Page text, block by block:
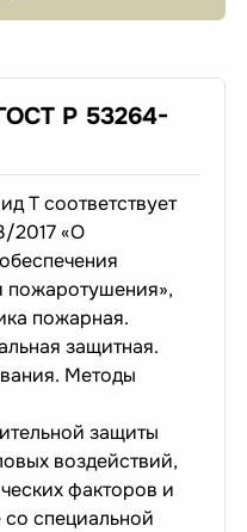
Р 53264-
Т соответствует
2017 «О
пожаротушения»,
пожарная.
защитная.
Методы
защиты
воздействий,
факторов и
со специальной